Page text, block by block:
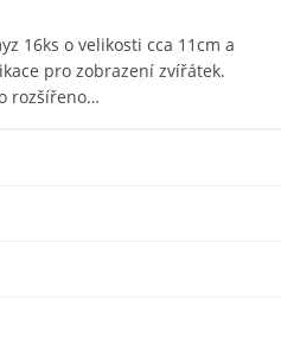
16ks o velikosti cca 11cm a
pro zobrazení zvířátek.
rozšířeno…